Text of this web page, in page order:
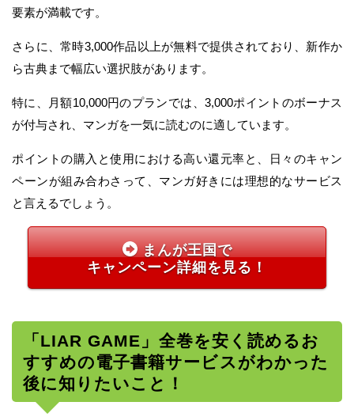
要素が満載です。
さらに、常時3,000作品以上が無料で提供されており、新作か
ら古典まで幅広い選択肢があります。
特に、月額10,000円のプランでは、3,000ポイントのボーナス
が付与され、マンガを一気に読むのに適しています。
ポイントの購入と使用における高い還元率と、日々のキャン
ペーンが組み合わさって、マンガ好きには理想的なサービス
と言えるでしょう。
まんが王国で
キャンペーン詳細を見る！
「LIAR GAME」全巻を安く読めるお
すすめの電子書籍サービスがわかった
後に知りたいこと！